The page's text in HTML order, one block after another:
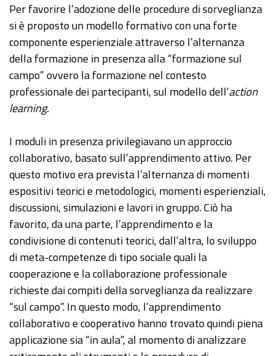
Per favorire l’adozione delle procedure di sorveglianza
si è proposto un modello formativo con una forte
componente esperienziale attraverso l’alternanza
della formazione in presenza alla “formazione sul
campo” ovvero la formazione nel contesto
professionale dei partecipanti, sul modello dell’action
learning.
I moduli in presenza privilegiavano un approccio
collaborativo, basato sull’apprendimento attivo. Per
questo motivo era prevista l’alternanza di momenti
espositivi teorici e metodologici, momenti esperienziali,
discussioni, simulazioni e lavori in gruppo. Ciò ha
favorito, da una parte, l’apprendimento e la
condivisione di contenuti teorici, dall’altra, lo sviluppo
di meta-competenze di tipo sociale quali la
cooperazione e la collaborazione professionale
richieste dai compiti della sorveglianza da realizzare
“sul campo”. In questo modo, l’apprendimento
collaborativo e cooperativo hanno trovato quindi piena
applicazione sia “in aula”, al momento di analizzare